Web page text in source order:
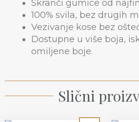
Skranči gumice od
100% svila, bez drugih
Vezivanje kose bez
Dostupne u više boja,
omiljene boje.
Slični